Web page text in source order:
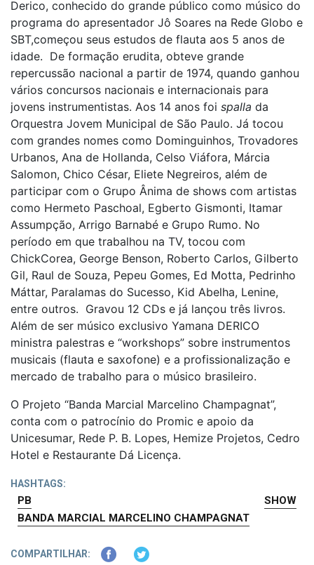
Derico, conhecido do grande público como músico do
programa do apresentador Jô Soares na Rede Globo e
SBT,começou seus estudos de flauta aos 5 anos de
idade. De formação erudita, obteve grande
repercussão nacional a partir de 1974, quando ganhou
vários concursos nacionais e internacionais para
jovens instrumentistas. Aos 14 anos foi spalla da
Orquestra Jovem Municipal de São Paulo. Já tocou
com grandes nomes como Dominguinhos, Trovadores
Urbanos, Ana de Hollanda, Celso Viáfora, Márcia
Salomon, Chico César, Eliete Negreiros, além de
participar com o Grupo Ânima de shows com artistas
como Hermeto Paschoal, Egberto Gismonti, Itamar
Assumpção, Arrigo Barnabé e Grupo Rumo. No
período em que trabalhou na TV, tocou com
ChickCorea, George Benson, Roberto Carlos, Gilberto
Gil, Raul de Souza, Pepeu Gomes, Ed Motta, Pedrinho
Máttar, Paralamas do Sucesso, Kid Abelha, Lenine,
entre outros. Gravou 12 CDs e já lançou três livros.
Além de ser músico exclusivo Yamana DERICO
ministra palestras e “workshops” sobre instrumentos
musicais (flauta e saxofone) e a profissionalização e
mercado de trabalho para o músico brasileiro.
O Projeto “Banda Marcial Marcelino Champagnat”,
conta com o patrocínio do Promic e apoio da
Unicesumar, Rede P. B. Lopes, Hemize Projetos, Cedro
Hotel e Restaurante Dá Licença.
HASHTAGS:
PB
SHOW
BANDA MARCIAL MARCELINO CHAMPAGNAT
COMPARTILHAR: